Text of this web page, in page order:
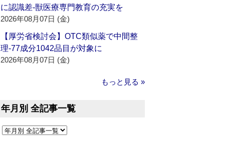
に認識差‐獣医療専門教育の充実を
2026年08月07日 (金)
【厚労省検討会】OTC類似薬で中間整
理‐77成分1042品目が対象に
2026年08月07日 (金)
もっと見る »
年月別 全記事一覧